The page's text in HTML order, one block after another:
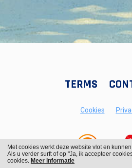
TERMS
Cookies
Met cookies werkt deze website vlot en
Als u verder surft of op "Ja, ik accepteer
cookies. Meer informatie